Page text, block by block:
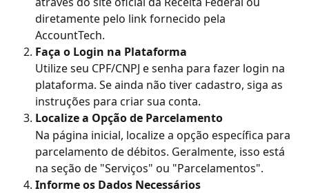
diretamente pelo link fornecido pela
AccountTech.
Faça o Login na Plataforma
Utilize seu CPF/CNPJ e senha para fazer login na
plataforma. Se ainda não tiver cadastro, siga as
instruções para criar sua conta.
Localize a Opção de Parcelamento
Na página inicial, localize a opção específica para
parcelamento de débitos. Geralmente, isso está
na seção de "Serviços" ou "Parcelamentos".
Informe os Dados Necessários